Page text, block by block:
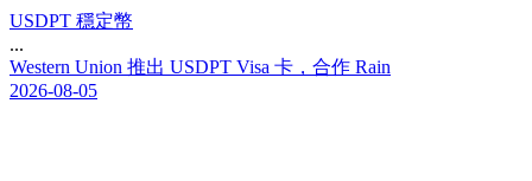
USDPT 穩定幣
...
Western Union 推出 USDPT Visa 卡 ， 合作 Rain
2026-08-05